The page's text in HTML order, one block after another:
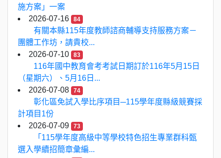
施方案」一案
2026-07-16
84
有關本縣115年度教師諮商輔導支持服務方案－
團體工作坊，請貴校...
2026-07-10
83
116年國中教育會考考試日期訂於116年5月15日
（星期六）、5月16日...
2026-07-08
74
彰化區免試入學比序項目─115學年度縣級競賽採
計項目1份
2026-07-09
73
「115學年度高級中等學校特色招生專業群科甄
選入學續招簡章彙編...